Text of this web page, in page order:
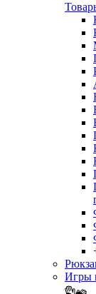
Игры